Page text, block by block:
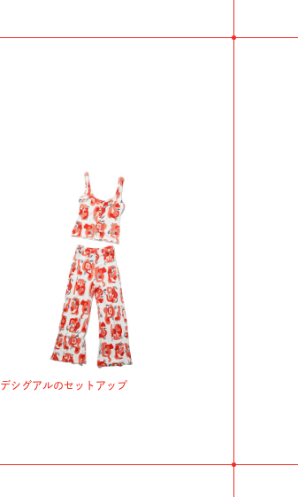
デシグアルのセットアップ